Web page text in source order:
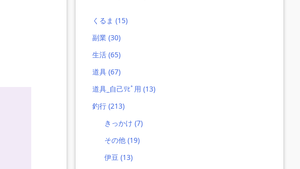
くるま (15)
副業 (30)
生活 (65)
道具 (67)
道具_自己ﾘﾋﾟ用 (13)
釣行 (213)
きっかけ(7)
その他(19)
伊豆(13)